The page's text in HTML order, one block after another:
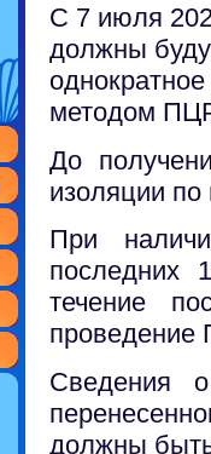
С 7 июля
должны
методом
До
изоляции
При
последних
течение
проведение
Сведения
должны